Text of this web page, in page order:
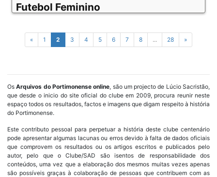
Futebol Feminino
« 1 2 3 4 5 6 7 8 ... 28 »
OsArquivos do Portimonense online, são um projecto de Lúcio Sacristão,
que desde o inicio do site oficial do clube em 2009, procura reunir neste
espaço todos os resultados, factos e imagens que digam respeito à história
do Portimonense.
Este contributo pessoal para perpetuar a história deste clube centenário
pode apresentar algumas lacunas ou erros devido à falta de dados oficiais
que comprovem os resultados ou os artigos escritos e publicados pelo
autor, pelo que o Clube/SAD são isentos de responsabilidade dos
conteúdos, uma vez que a elaboração dos mesmos muitas vezes apenas
são possíveis graças à colaboração de pessoas que contribuem com as